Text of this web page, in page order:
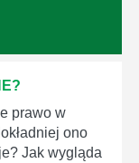
prawo w
ono
Jak wygląda